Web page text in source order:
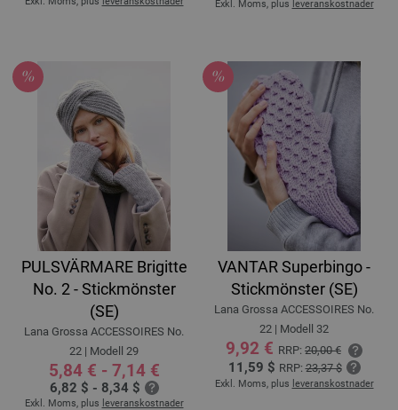
Exkl. Moms, plus leveranskostnader
PULSVÄRMARE Brigitte
No. 2 - Stickmönster
(SE)
Lana Grossa ACCESSOIRES No.
22 | Modell 29
5,84 € - 7,14 €
6,82 $ - 8,34 $
Exkl. Moms, plus leveranskostnader
VANTAR Superbingo -
Stickmönster (SE)
Lana Grossa ACCESSOIRES No.
22 | Modell 32
9,92 € RRP: 20,00 €
11,59 $ RRP:23,37 $
Exkl. Moms, plus leveranskostnader